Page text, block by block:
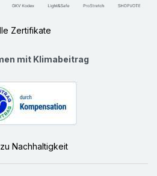
Zertifikate
mit Klimabeitrag
Nachhaltigkeit